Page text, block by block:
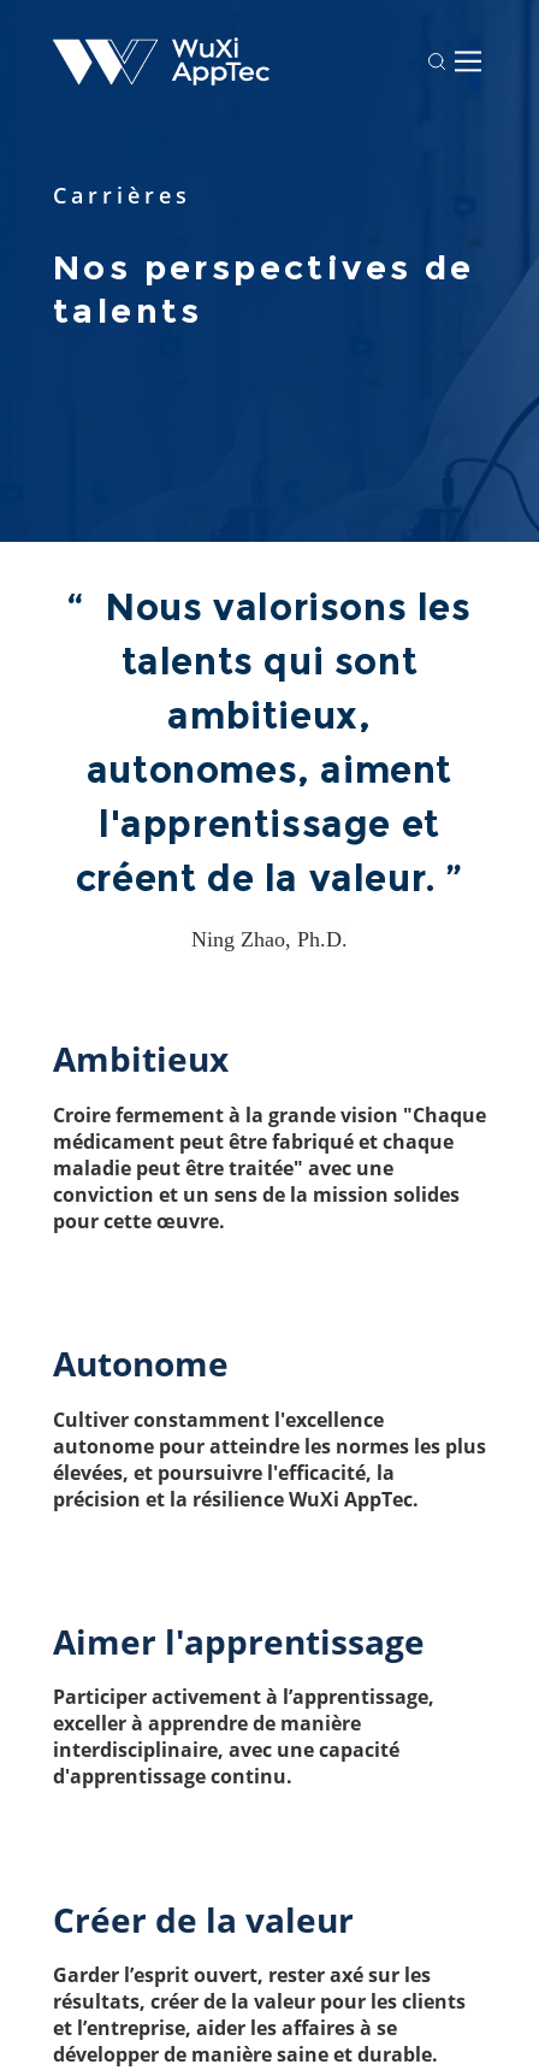
Carrières
Nos perspectives de
talents
“ Nous valorisons les
talents qui sont
ambitieux,
autonomes, aiment
l'apprentissage et
créent de la valeur. ”
Ning Zhao, Ph.D.
Ambitieux
Croire fermement à la grande vision "Chaque
médicament peut être fabriqué et chaque
maladie peut être traitée" avec une
conviction et un sens de la mission solides
pour cette œuvre.
Autonome
Cultiver constamment l'excellence
autonome pour atteindre les normes les plus
élevées, et poursuivre l'efficacité, la
précision et la résilience WuXi AppTec.
Aimer l'apprentissage
Participer activement à l’apprentissage,
exceller à apprendre de manière
interdisciplinaire, avec une capacité
d'apprentissage continu.
Créer de la valeur
Garder l’esprit ouvert, rester axé sur les
résultats, créer de la valeur pour les clients
et l’entreprise, aider les affaires à se
développer de manière saine et durable.